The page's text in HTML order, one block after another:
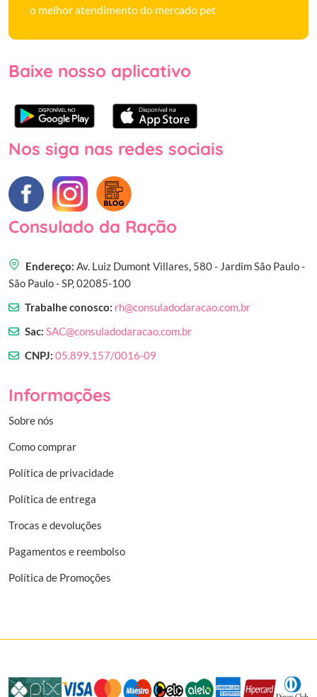
o melhor atendimento do mercado pet
Baixe nosso aplicativo
Nos siga nas redes sociais
Consulado da Ração
Endereço: Av. Luiz Dumont Villares, 580 - Jardim São Paulo -
São Paulo - SP, 02085-100
Trabalhe conosco: rh@consuladodaracao.com.br
Sac: SAC@consuladodaracao.com.br
CNPJ: 05.899.157/0016-09
Informações
Sobre nós
Como comprar
Política de privacidade
Política de entrega
Trocas e devoluções
Pagamentos e reembolso
Política de Promoções